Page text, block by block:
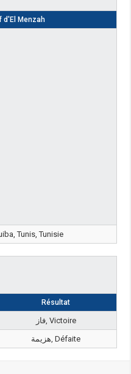
d'El Menzah
Tunis, Tunisie
Résultat
فاز, Victoire
هزيمة, Défaite